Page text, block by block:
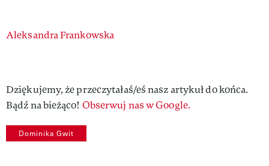
Authors
Aleksandra Frankowska
Dziękujemy, że przeczytałaś/eś nasz artykuł do końca.
Bądź na bieżąco! Obserwuj nas w Google.
Dominika Gwit